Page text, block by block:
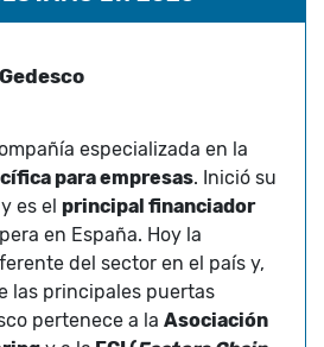
especializada en la
para empresas. Inició su
es el principal financiador
en España. Hoy la
del sector en el país y,
las principales puertas
pertenece a la Asociación